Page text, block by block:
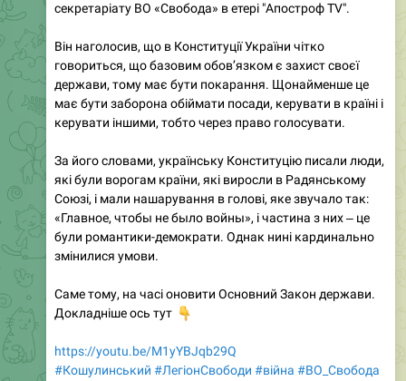
секретаріату ВО «Свобода» в етері "Апостроф TV".
Він наголосив, що в Конституції України чітко
говориться, що базовим обов’язком є захист своєї
держави, тому має бути покарання. Щонайменше це
має бути заборона обіймати посади, керувати в країні і
керувати іншими, тобто через право голосувати.
За його словами, українську Конституцію писали люди,
які були ворогам країни, які виросли в Радянському
Союзі, і мали нашарування в голові, яке звучало так:
«Главное, чтобы не было войны», і частина з них ‒ це
були романтики-демократи. Однак нині кардинально
змінилися умови.
Саме тому, на часі оновити Основний Закон держави.
Докладніше ось тут
👇
https://youtu.be/M1yYBJqb29Q
#Кошулинський #ЛегіонСвободи #війна #ВО_Cвобода